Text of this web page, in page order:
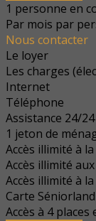
1 personne en
Par mois par
Nous contacter
Le loyer
Les charges
Internet
Téléphone
Assistance 24/24
1 jeton de
Accès illimité à
Accès illimité
Accès illimité à
Carte
Accès à 4